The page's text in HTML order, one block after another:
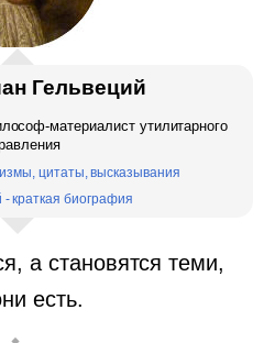
Гельвеций
материалист утилитарного
цитаты, высказывания
- краткая биография
а становятся теми,
есть.